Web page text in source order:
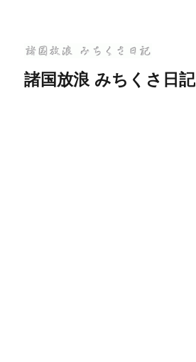
諸国放浪 みちくさ日記